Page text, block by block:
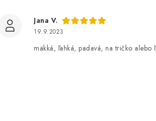
Jana V.
19.9.2023
mäkká, ľahká, padavá, na tričko alebo